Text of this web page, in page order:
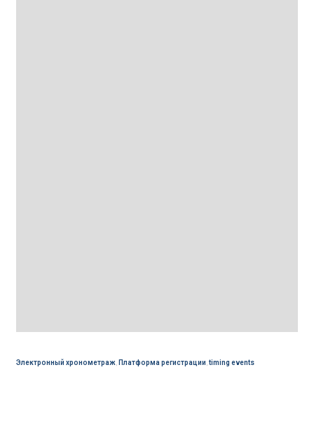
Электронный хронометраж, Платформа регистрации timing events